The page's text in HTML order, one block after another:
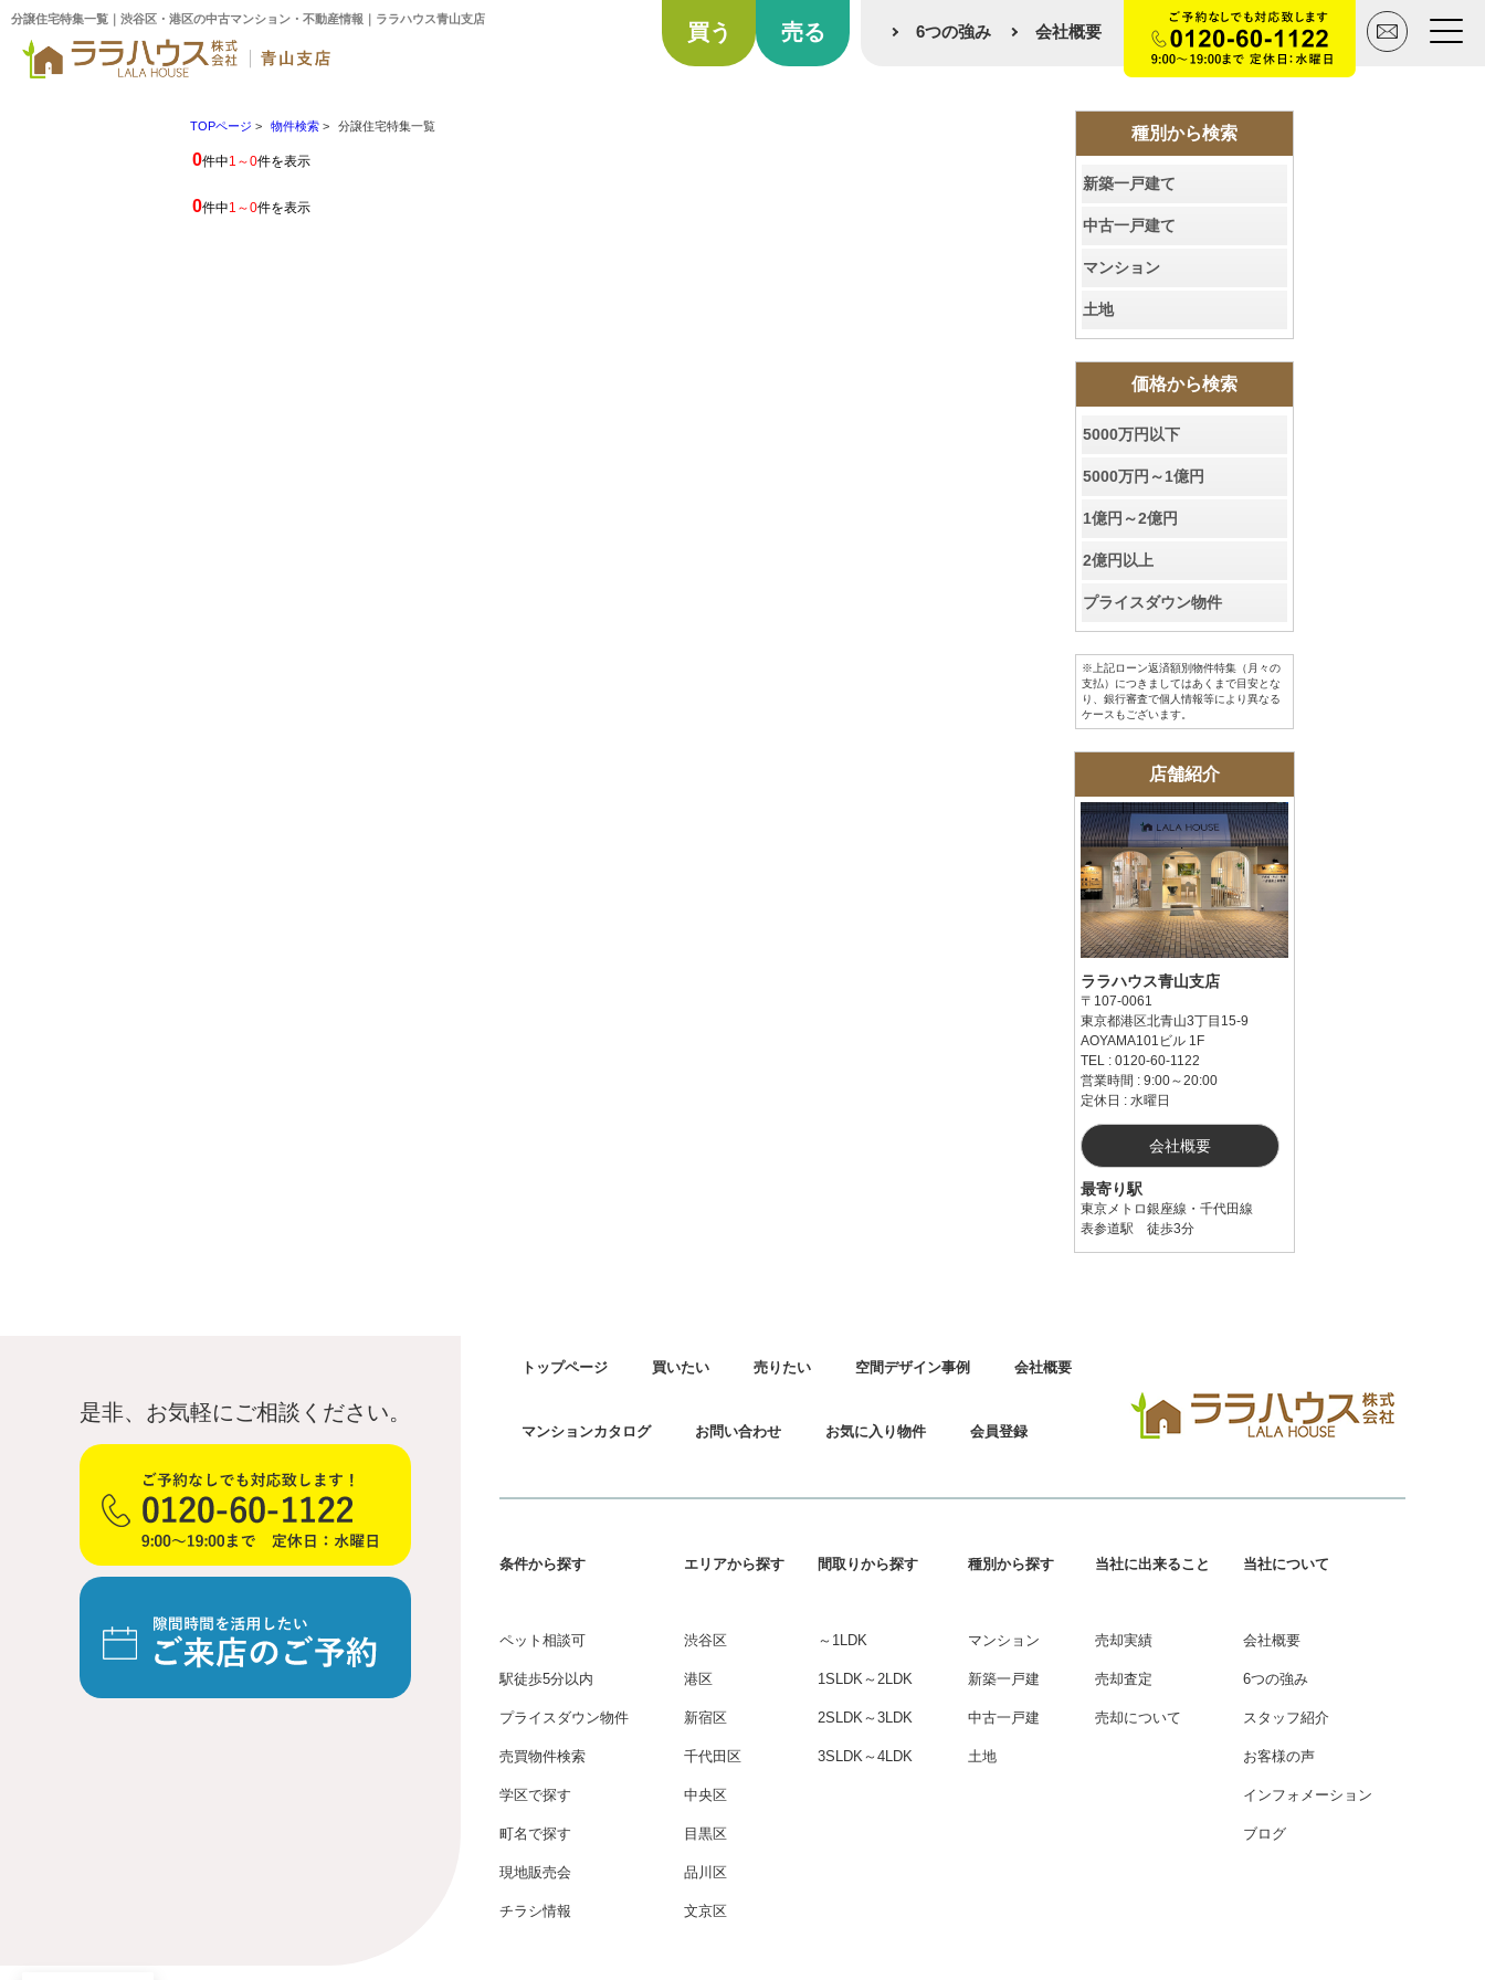
分譲住宅特集一覧｜渋谷区・港区の中古マンション・不動産情報｜ララハウス青山支店
買う 売る 6つの強み 会社概要
トップページ
買いたい
売りたい
お客様の声
お知らせ
来店予約
お気に入り物件
会員登録
ログイン
TOPページ > 物件検索 > 分譲住宅特集一覧
0件中1～0件を表示
0件中1～0件を表示
種別から検索
新築一戸建て
中古一戸建て
マンション
土地
価格から検索
5000万円以下
5000万円～1億円
1億円～2億円
2億円以上
プライスダウン物件
※上記ローン返済額別物件特集（月々の
支払）につきましてはあくまで目安とな
り、銀行審査で個人情報等により異なる
ケースもございます。
店舗紹介
ララハウス青山支店
〒107-0061
東京都港区北青山3丁目15-9
AOYAMA101ビル 1F
TEL : 0120-60-1122
営業時間 : 9:00～20:00
定休日 : 水曜日
会社概要
最寄り駅
東京メトロ銀座線・千代田線
表参道駅 徒歩3分
是非、お気軽にご相談ください。
トップページ 買いたい 売りたい 空間デザイン事例 会社概要
マンションカタログ お問い合わせ お気に入り物件 会員登録
条件から探す
ペット相談可
駅徒歩5分以内
プライスダウン物件
売買物件検索
学区で探す
町名で探す
現地販売会
チラシ情報
エリアから探す
渋谷区
港区
新宿区
千代田区
中央区
目黒区
品川区
文京区
間取りから探す
～1LDK
1SLDK～2LDK
2SLDK～3LDK
3SLDK～4LDK
種別から探す
マンション
新築一戸建
中古一戸建
土地
当社に出来ること
売却実績
売却査定
売却について
当社について
会社概要
6つの強み
スタッフ紹介
お客様の声
インフォメーション
ブログ